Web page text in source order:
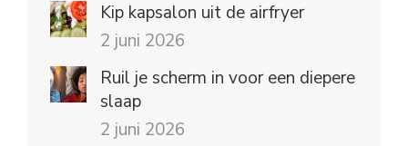
Kip kapsalon uit de airfryer
2 juni 2026
Ruil je scherm in voor een diepere
slaap
2 juni 2026